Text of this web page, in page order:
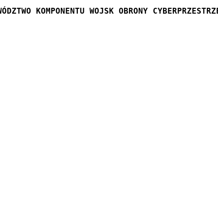
KOMPONENTU WOJSK OBRONY